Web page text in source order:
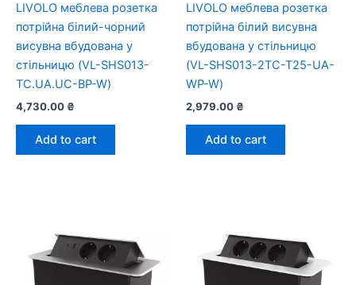
LIVOLO меблева розетка
потрійна білий-чорний
висувна вбудована у
стільницю (VL-SHS013-
TC.UA.UC-BP-W)
4,730.00 ₴
Add to cart
LIVOLO меблева розетка
потрійна білий висувна
вбудована у стільницю
(VL-SHS013-2TC-T25-UA-
WP-W)
2,979.00 ₴
Add to cart